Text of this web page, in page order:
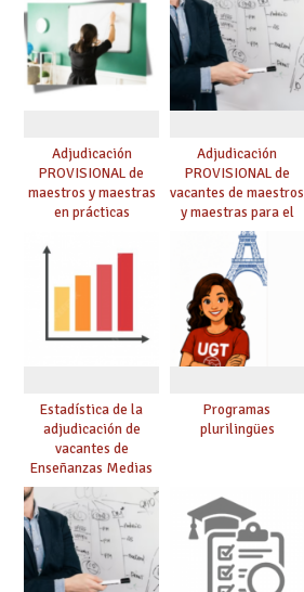
Adjudicación
PROVISIONAL de
maestros y maestras
en prácticas
Adjudicación
PROVISIONAL de
vacantes de maestros
y maestras para el
curso 26-27
Estadística de la
adjudicación de
vacantes de
Enseñanzas Medias
para el curso 26/27
Programas
plurilingües